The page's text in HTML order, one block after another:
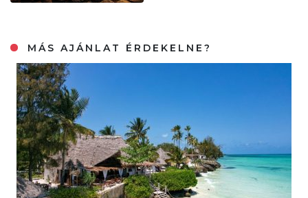
MÁS AJÁNLAT ÉRDEKELNE?